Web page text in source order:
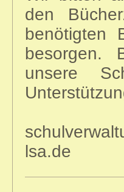
den
benötigten
besorgen.
unsere
lsa.de